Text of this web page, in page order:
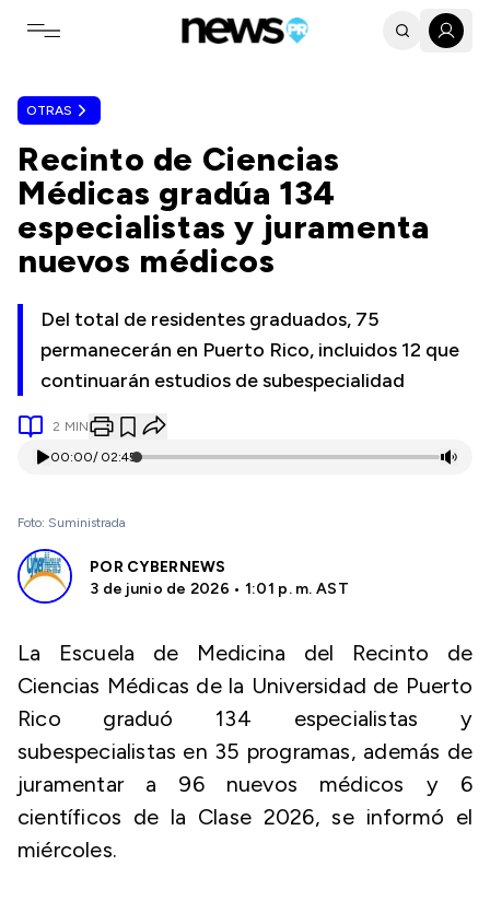
Toggle navigation menu
OTRAS
Recinto de Ciencias
Médicas gradúa 134
especialistas y juramenta
nuevos médicos
Del total de residentes graduados, 75
permanecerán en Puerto Rico, incluidos 12 que
continuarán estudios de subespecialidad
2 MIN
00:00/ 02:45
Foto: Suministrada
POR CYBERNEWS
3 de junio de 2026 • 1:01 p. m. AST
La Escuela de Medicina del Recinto de
Ciencias Médicas de la Universidad de Puerto
Rico graduó 134 especialistas y
subespecialistas en 35 programas, además de
juramentar a 96 nuevos médicos y 6
científicos de la Clase 2026, se informó el
miércoles.